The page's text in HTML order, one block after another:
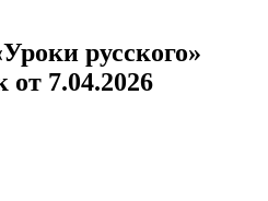
русского»
7.04.2026